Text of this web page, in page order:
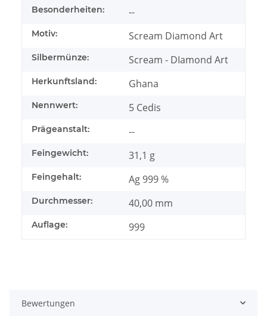
Besonderheiten: --
Motiv: Scream Diamond Art
Silbermünze: Scream - DIamond Art
Herkunftsland: Ghana
Nennwert: 5 Cedis
Prägeanstalt: --
Feingewicht: 31,1 g
Feingehalt: Ag 999 %
Durchmesser: 40,00 mm
Auflage: 999
Bewertungen